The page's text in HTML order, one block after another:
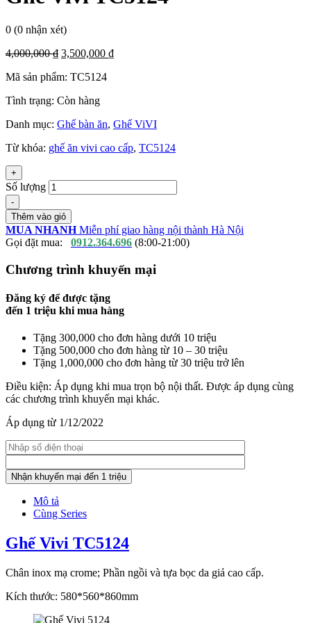
0 (0 nhận xét)
4,000,000₫ 3,500,000 ₫
Mã sản phẩm: TC5124
Tình trạng: Còn hàng
Danh mục: Ghế bàn ăn, Ghế ViVI
Từ khóa: ghế ăn vivi cao cấp, TC5124
+
Số lượng
-
Thêm vào giỏ
MUA NHANH Miễn phí giao hàng nội thành Hà Nội
Gọi đặt mua: 0912.364.696 (8:00-21:00)
Chương trình khuyến mại
Đăng ký để được tặng
đến 1 triệu khi mua hàng
Tặng 300,000 cho đơn hàng dưới 10 triệu
Tặng 500,000 cho đơn hàng từ 10 – 30 triệu
Tặng 1,000,000 cho đơn hàng từ 30 triệu trở lên
Điều kiện: Áp dụng khi mua trọn bộ nội thất. Được áp dụng cùng
các chương trình khuyến mại khác.
Áp dụng từ 1/12/2022
Mô tả
Cùng Series
Ghế Vivi TC5124
Chân inox mạ crome; Phần ngồi và tựa bọc da giả cao cấp.
Kích thước: 580*560*860mm